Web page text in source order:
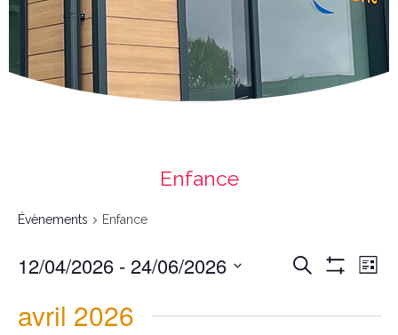
Enfance
Évènements Enfance
navigation
deRecherche
de
vues
Évènement
List
12/04/2026 - 24/06/2026
avril 2026